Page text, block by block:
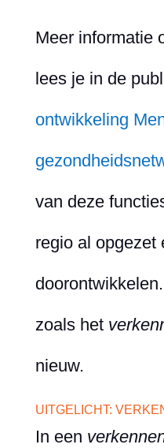
Meer informatie
lees je in de
ontwikkeling
van deze
regio al opgezet
zoals het
nieuw.
UITGELICHT:
In een